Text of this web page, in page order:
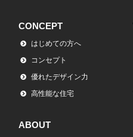
CONCEPT
はじめての方へ
コンセプト
優れたデザイン力
高性能な住宅
ABOUT